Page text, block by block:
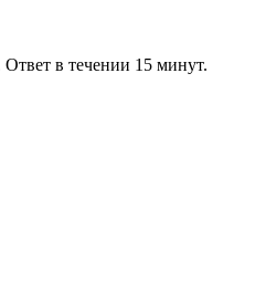
в течении 15 минут.